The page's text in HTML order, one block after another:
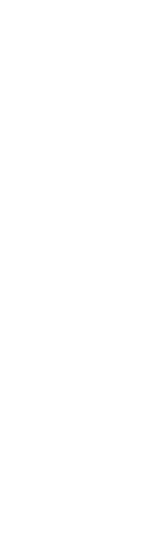
rangone